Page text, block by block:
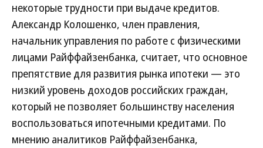
некоторые трудности при выдаче кредитов.
Александр Колошенко, член правления,
начальник управления по работе с физическими
лицами Райффайзенбанка, считает, что основное
препятствие для развития рынка ипотеки — это
низкий уровень доходов российских граждан,
который не позволяет большинству населения
воспользоваться ипотечными кредитами. По
мнению аналитиков Райффайзенбанка,